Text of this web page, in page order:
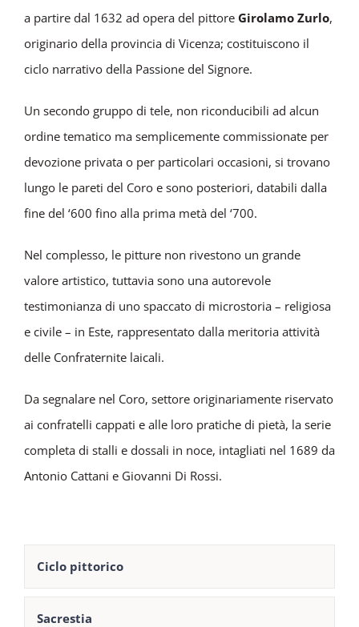
a partire dal 1632 ad opera del pittore Girolamo Zurlo,
originario della provincia di Vicenza; costituiscono il
ciclo narrativo della Passione del Signore.
Un secondo gruppo di tele, non riconducibili ad alcun
ordine tematico ma semplicemente commissionate per
devozione privata o per particolari occasioni, si trovano
lungo le pareti del Coro e sono posteriori, databili dalla
fine del ‘600 fino alla prima metà del ‘700.
Nel complesso, le pitture non rivestono un grande
valore artistico, tuttavia sono una autorevole
testimonianza di uno spaccato di microstoria – religiosa
e civile – in Este, rappresentato dalla meritoria attività
delle Confraternite laicali.
Da segnalare nel Coro, settore originariamente riservato
ai confratelli cappati e alle loro pratiche di pietà, la serie
completa di stalli e dossali in noce, intagliati nel 1689 da
Antonio Cattani e Giovanni Di Rossi.
Ciclo pittorico
Sacrestia